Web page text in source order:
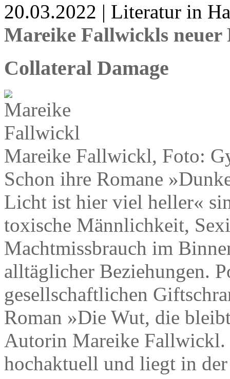
20.03.2022 | Literatur in
Mareike Fallwickls neuer
Collateral Damage
Mareike Fallwickl, Foto:
Schon ihre Romane
Licht ist hier viel heller«
toxische Männlichkeit,
Machtmissbrauch im
alltäglicher Beziehungen.
gesellschaftlichen
Roman »Die Wut, die
Autorin Mareike Fallwickl.
hochaktuell und liegt in